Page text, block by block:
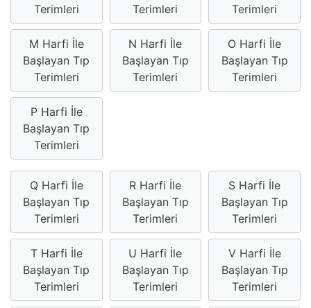
Terimleri
Terimleri
Terimleri
M Harfi İle
Başlayan Tıp
Terimleri
N Harfi İle
Başlayan Tıp
Terimleri
O Harfi İle
Başlayan Tıp
Terimleri
P Harfi İle
Başlayan Tıp
Terimleri
Q Harfi İle
Başlayan Tıp
Terimleri
R Harfi İle
Başlayan Tıp
Terimleri
S Harfi İle
Başlayan Tıp
Terimleri
T Harfi İle
Başlayan Tıp
Terimleri
U Harfi İle
Başlayan Tıp
Terimleri
V Harfi İle
Başlayan Tıp
Terimleri